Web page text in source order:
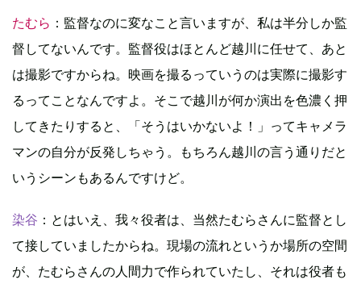
たむら ：監督なのに変なこと言いますが、私は半分しか監
督してないんです。監督役はほとんど越川に任せて、あと
は撮影ですからね。映画を撮るっていうのは実際に撮影す
るってことなんですよ。そこで越川が何か演出を色濃く押
してきたりすると、「そうはいかないよ！」ってキャメラ
マンの自分が反発しちゃう。もちろん越川の言う通りだと
いうシーンもあるんですけど。
染谷 ：とはいえ、我々役者は、当然たむらさんに監督とし
て接していましたからね。現場の流れというか場所の空間
が、たむらさんの人間力で作られていたし、それは役者も